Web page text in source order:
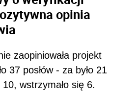
opinia
zaopiniowała projekt
37 posłów - za było 21
wstrzymało się 6.